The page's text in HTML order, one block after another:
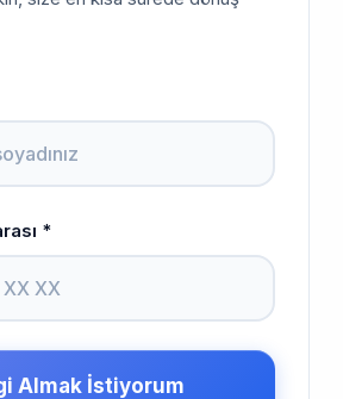
*
Almak İstiyorum